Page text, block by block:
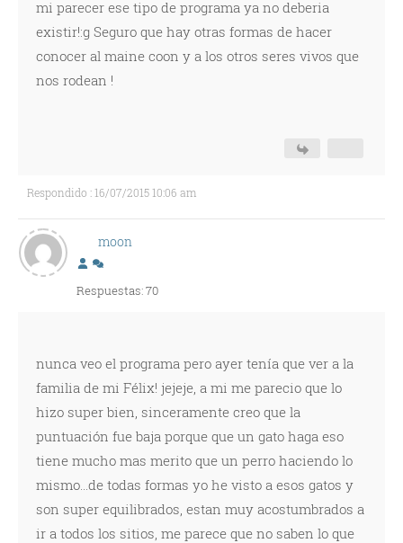
mi parecer ese tipo de programa ya no deberia
existir!:g Seguro que hay otras formas de hacer
conocer al maine coon y a los otros seres vivos que
nos rodean !
Respondido : 16/07/2015 10:06 am
moon
Respuestas: 70
nunca veo el programa pero ayer tenía que ver a la
familia de mi Félix! jejeje, a mi me parecio que lo
hizo super bien, sinceramente creo que la
puntuación fue baja porque que un gato haga eso
tiene mucho mas merito que un perro haciendo lo
mismo...de todas formas yo he visto a esos gatos y
son super equilibrados, estan muy acostumbrados a
ir a todos los sitios, me parece que no saben lo que